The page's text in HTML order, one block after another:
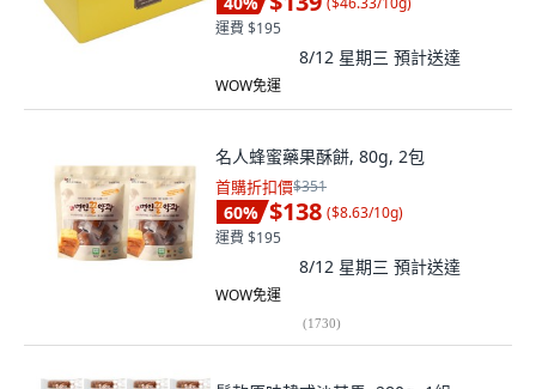
運費 $195
8/12 星期三 預計送達
WOW免運
名人蜂蜜藥果酥餅, 80g, 2包
首購折扣價$351
60% $138 ($8.63/10g)
運費 $195
8/12 星期三 預計送達
WOW免運
(1730)